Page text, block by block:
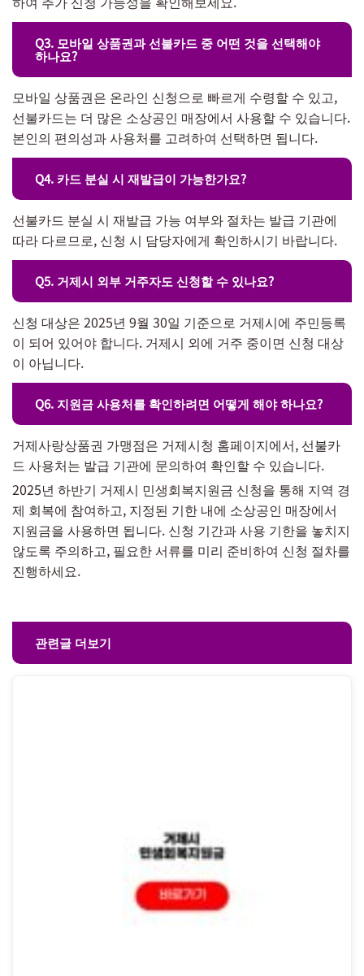
Q3. 모바일 상품권과 선불카드 중 어떤 것을 선택해야
하나요?
모바일 상품권은 온라인 신청으로 빠르게 수령할 수 있고,
선불카드는 더 많은 소상공인 매장에서 사용할 수 있습니다.
본인의 편의성과 사용처를 고려하여 선택하면 됩니다.
Q4. 카드 분실 시 재발급이 가능한가요?
선불카드 분실 시 재발급 가능 여부와 절차는 발급 기관에
따라 다르므로, 신청 시 담당자에게 확인하시기 바랍니다.
Q5. 거제시 외부 거주자도 신청할 수 있나요?
신청 대상은 2025년 9월 30일 기준으로 거제시에 주민등록
이 되어 있어야 합니다. 거제시 외에 거주 중이면 신청 대상
이 아닙니다.
Q6. 지원금 사용처를 확인하려면 어떻게 해야 하나요?
거제사랑상품권 가맹점은 거제시청 홈페이지에서, 선불카
드 사용처는 발급 기관에 문의하여 확인할 수 있습니다.
2025년 하반기 거제시 민생회복지원금 신청을 통해 지역 경
제 회복에 참여하고, 지정된 기한 내에 소상공인 매장에서
지원금을 사용하면 됩니다. 신청 기간과 사용 기한을 놓치지
않도록 주의하고, 필요한 서류를 미리 준비하여 신청 절차를
진행하세요.
관련글 더보기